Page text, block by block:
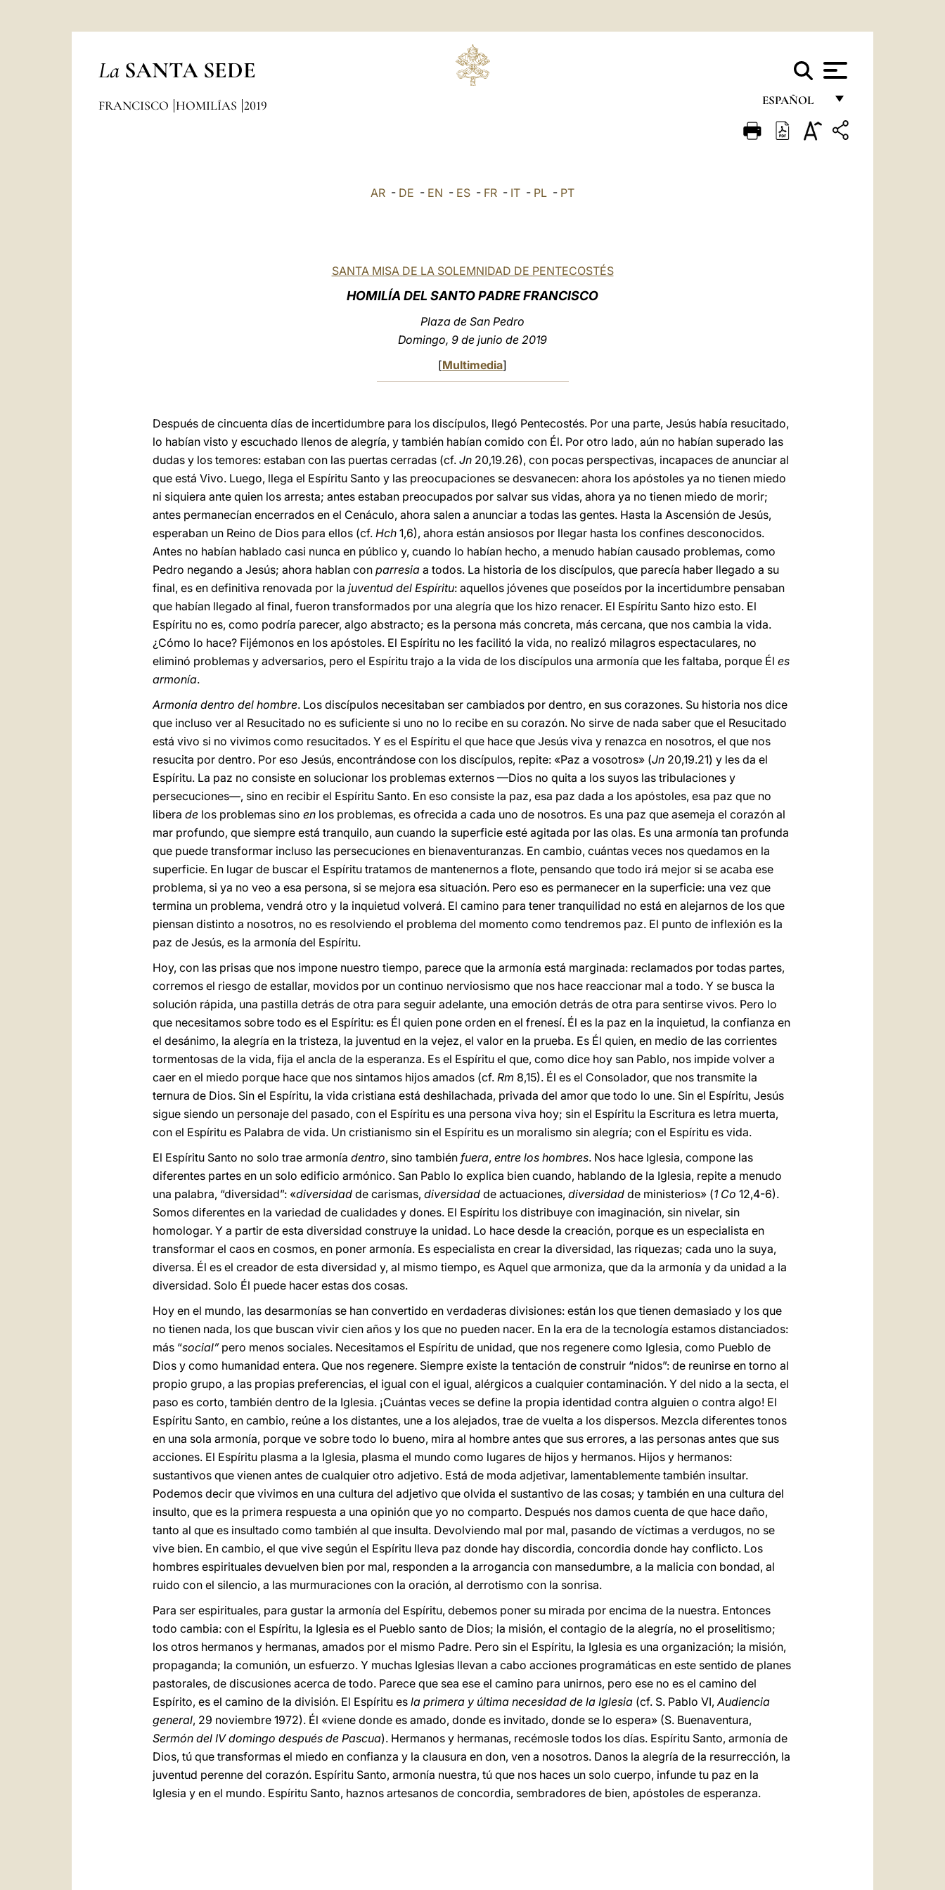
La SANTA SEDE
ESPAÑOL
FRANÇAIS
FRANCISCO HOMILÍAS 2019
AR - DE - EN - ES - FR - IT - PL - PT
SANTA MISA DE LA SOLEMNIDAD DE PENTECOSTÉS
HOMILÍA DEL SANTO PADRE FRANCISCO
Plaza de San Pedro
Domingo, 9 de junio de 2019
[Multimedia]
Después de cincuenta días de incertidumbre para los discípulos, llegó Pentecostés. Por una parte, Jesús había resucitado,
lo habían visto y escuchado llenos de alegría, y también habían comido con Él. Por otro lado, aún no habían superado las
dudas y los temores: estaban con las puertas cerradas (cf. Jn 20,19.26), con pocas perspectivas, incapaces de anunciar al
que está Vivo. Luego, llega el Espíritu Santo y las preocupaciones se desvanecen: ahora los apóstoles ya no tienen miedo
ni siquiera ante quien los arresta; antes estaban preocupados por salvar sus vidas, ahora ya no tienen miedo de morir;
antes permanecían encerrados en el Cenáculo, ahora salen a anunciar a todas las gentes. Hasta la Ascensión de Jesús,
esperaban un Reino de Dios para ellos (cf. Hch 1,6), ahora están ansiosos por llegar hasta los confines desconocidos.
Antes no habían hablado casi nunca en público y, cuando lo habían hecho, a menudo habían causado problemas, como
Pedro negando a Jesús; ahora hablan con parresia a todos. La historia de los discípulos, que parecía haber llegado a su
final, es en definitiva renovada por la juventud del Espíritu: aquellos jóvenes que poseídos por la incertidumbre pensaban
que habían llegado al final, fueron transformados por una alegría que los hizo renacer. El Espíritu Santo hizo esto. El
Espíritu no es, como podría parecer, algo abstracto; es la persona más concreta, más cercana, que nos cambia la vida.
¿Cómo lo hace? Fijémonos en los apóstoles. El Espíritu no les facilitó la vida, no realizó milagros espectaculares, no
eliminó problemas y adversarios, pero el Espíritu trajo a la vida de los discípulos una armonía que les faltaba, porque Él es
armonía.
Armonía dentro del hombre. Los discípulos necesitaban ser cambiados por dentro, en sus corazones. Su historia nos dice
que incluso ver al Resucitado no es suficiente si uno no lo recibe en su corazón. No sirve de nada saber que el Resucitado
está vivo si no vivimos como resucitados. Y es el Espíritu el que hace que Jesús viva y renazca en nosotros, el que nos
resucita por dentro. Por eso Jesús, encontrándose con los discípulos, repite: «Paz a vosotros» (Jn 20,19.21) y les da el
Espíritu. La paz no consiste en solucionar los problemas externos —Dios no quita a los suyos las tribulaciones y
persecuciones—, sino en recibir el Espíritu Santo. En eso consiste la paz, esa paz dada a los apóstoles, esa paz que no
libera de los problemas sino en los problemas, es ofrecida a cada uno de nosotros. Es una paz que asemeja el corazón al
mar profundo, que siempre está tranquilo, aun cuando la superficie esté agitada por las olas. Es una armonía tan profunda
que puede transformar incluso las persecuciones en bienaventuranzas. En cambio, cuántas veces nos quedamos en la
superficie. En lugar de buscar el Espíritu tratamos de mantenernos a flote, pensando que todo irá mejor si se acaba ese
problema, si ya no veo a esa persona, si se mejora esa situación. Pero eso es permanecer en la superficie: una vez que
termina un problema, vendrá otro y la inquietud volverá. El camino para tener tranquilidad no está en alejarnos de los que
piensan distinto a nosotros, no es resolviendo el problema del momento como tendremos paz. El punto de inflexión es la
paz de Jesús, es la armonía del Espíritu.
Hoy, con las prisas que nos impone nuestro tiempo, parece que la armonía está marginada: reclamados por todas partes,
corremos el riesgo de estallar, movidos por un continuo nerviosismo que nos hace reaccionar mal a todo. Y se busca la
solución rápida, una pastilla detrás de otra para seguir adelante, una emoción detrás de otra para sentirse vivos. Pero lo
que necesitamos sobre todo es el Espíritu: es Él quien pone orden en el frenesí. Él es la paz en la inquietud, la confianza en
el desánimo, la alegría en la tristeza, la juventud en la vejez, el valor en la prueba. Es Él quien, en medio de las corrientes
tormentosas de la vida, fija el ancla de la esperanza. Es el Espíritu el que, como dice hoy san Pablo, nos impide volver a
caer en el miedo porque hace que nos sintamos hijos amados (cf. Rm 8,15). Él es el Consolador, que nos transmite la
ternura de Dios. Sin el Espíritu, la vida cristiana está deshilachada, privada del amor que todo lo une. Sin el Espíritu, Jesús
sigue siendo un personaje del pasado, con el Espíritu es una persona viva hoy; sin el Espíritu la Escritura es letra muerta,
con el Espíritu es Palabra de vida. Un cristianismo sin el Espíritu es un moralismo sin alegría; con el Espíritu es vida.
El Espíritu Santo no solo trae armonía dentro, sino también fuera, entre los hombres. Nos hace Iglesia, compone las
diferentes partes en un solo edificio armónico. San Pablo lo explica bien cuando, hablando de la Iglesia, repite a menudo
una palabra, “diversidad”: «diversidad de carismas, diversidad de actuaciones, diversidad de ministerios» (1 Co 12,4-6).
Somos diferentes en la variedad de cualidades y dones. El Espíritu los distribuye con imaginación, sin nivelar, sin
homologar. Y a partir de esta diversidad construye la unidad. Lo hace desde la creación, porque es un especialista en
transformar el caos en cosmos, en poner armonía. Es especialista en crear la diversidad, las riquezas; cada uno la suya,
diversa. Él es el creador de esta diversidad y, al mismo tiempo, es Aquel que armoniza, que da la armonía y da unidad a la
diversidad. Solo Él puede hacer estas dos cosas.
Hoy en el mundo, las desarmonías se han convertido en verdaderas divisiones: están los que tienen demasiado y los que
no tienen nada, los que buscan vivir cien años y los que no pueden nacer. En la era de la tecnología estamos distanciados:
más “social”pero menos sociales. Necesitamos el Espíritu de unidad, que nos regenere como Iglesia, como Pueblo de
Dios y como humanidad entera. Que nos regenere. Siempre existe la tentación de construir “nidos”: de reunirse en torno al
propio grupo, a las propias preferencias, el igual con el igual, alérgicos a cualquier contaminación. Y del nido a la secta, el
paso es corto, también dentro de la Iglesia. ¡Cuántas veces se define la propia identidad contra alguien o contra algo! El
Espíritu Santo, en cambio, reúne a los distantes, une a los alejados, trae de vuelta a los dispersos. Mezcla diferentes tonos
en una sola armonía, porque ve sobre todo lo bueno, mira al hombre antes que sus errores, a las personas antes que sus
acciones. El Espíritu plasma a la Iglesia, plasma el mundo como lugares de hijos y hermanos. Hijos y hermanos:
sustantivos que vienen antes de cualquier otro adjetivo. Está de moda adjetivar, lamentablemente también insultar.
Podemos decir que vivimos en una cultura del adjetivo que olvida el sustantivo de las cosas; y también en una cultura del
insulto, que es la primera respuesta a una opinión que yo no comparto. Después nos damos cuenta de que hace daño,
tanto al que es insultado como también al que insulta. Devolviendo mal por mal, pasando de víctimas a verdugos, no se
vive bien. En cambio, el que vive según el Espíritu lleva paz donde hay discordia, concordia donde hay conflicto. Los
hombres espirituales devuelven bien por mal, responden a la arrogancia con mansedumbre, a la malicia con bondad, al
ruido con el silencio, a las murmuraciones con la oración, al derrotismo con la sonrisa.
Para ser espirituales, para gustar la armonía del Espíritu, debemos poner su mirada por encima de la nuestra. Entonces
todo cambia: con el Espíritu, la Iglesia es el Pueblo santo de Dios; la misión, el contagio de la alegría, no el proselitismo;
los otros hermanos y hermanas, amados por el mismo Padre. Pero sin el Espíritu, la Iglesia es una organización; la misión,
propaganda; la comunión, un esfuerzo. Y muchas Iglesias llevan a cabo acciones programáticas en este sentido de planes
pastorales, de discusiones acerca de todo. Parece que sea ese el camino para unirnos, pero ese no es el camino del
Espírito, es el camino de la división. El Espíritu es la primera y última necesidad de la Iglesia (cf. S. Pablo VI,Audiencia
general, 29 noviembre 1972). Él «viene donde es amado, donde es invitado, donde se lo espera» (S. Buenaventura,
Sermón del IV domingo después de Pascua). Hermanos y hermanas, recémosle todos los días. Espíritu Santo, armonía de
Dios, tú que transformas el miedo en confianza y la clausura en don, ven a nosotros. Danos la alegría de la resurrección, la
juventud perenne del corazón. Espíritu Santo, armonía nuestra, tú que nos haces un solo cuerpo, infunde tu paz en la
Iglesia y en el mundo. Espíritu Santo, haznos artesanos de concordia, sembradores de bien, apóstoles de esperanza.